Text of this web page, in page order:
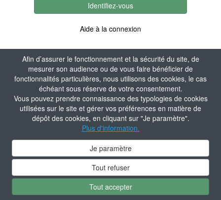
Afin d’assurer le fonctionnement et la sécurité du site, de
mesurer son audience ou de vous faire bénéficier de
fonctionnalités particulières, nous utilisons des cookies, le cas
échéant sous réserve de votre consentement.
Vous pouvez prendre connaissance des typologies de cookies
utilisées sur le site et gérer vos préférences en matière de
dépôt des cookies, en cliquant sur "Je paramètre".
Plus d'information.
Je paramètre
Tout refuser
Tout accepter
Identifiez-vous
Aide à la connexion